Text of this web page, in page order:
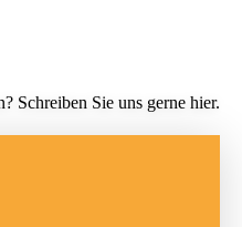
Schreiben Sie uns gerne hier.